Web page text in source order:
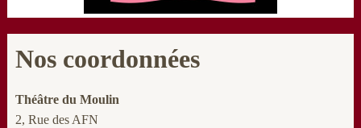
Nos coordonnées
Théâtre du Moulin
2, Rue des AFN